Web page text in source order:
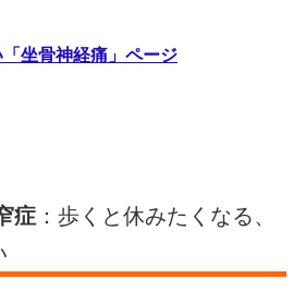
坐骨神経痛」ページ
症 ：歩くと休みたくなる、